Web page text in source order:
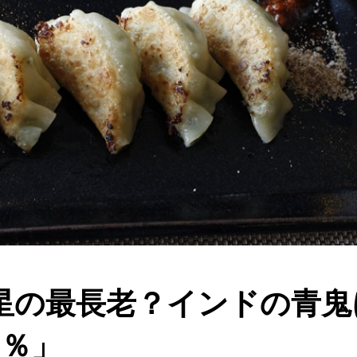
の最長老？インドの青
」